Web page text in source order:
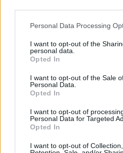
Personal Data Processing
I want to opt-out of the
personal data.
Opted In
I want to opt-out of the Sale
Personal Data.
Opted In
I want to opt-out of
Personal Data for Targeted
Opted In
I want to opt-out of Collection,
No siempre se ahorra tiempo :
modelos de ChatGPT con la
las horas de trabajo. Sin
aseguran que el asistente sigue
hay que corregir y que hace que
que el deseado.
otros chatbots han mejorado
presentan fallos a la hora de
tener mucho cuidado con ello,